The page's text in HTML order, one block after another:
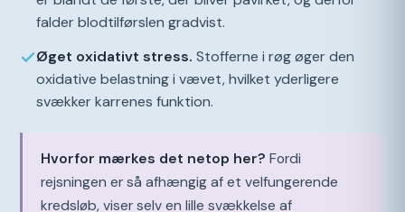
falder blodtilførslen gradvist.
Øget oxidativt stress. Stofferne i røg øger den
oxidative belastning i vævet, hvilket yderligere
svækker karrenes funktion.
Hvorfor mærkes det netop her? Fordi
rejsningen er så afhængig af et velfungerende
kredsløb, viser selv en lille svækkelse af